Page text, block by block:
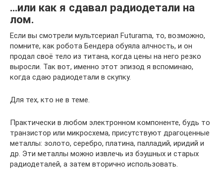
…или как я сдавал радиодетали на
лом.
Если вы смотрели мультсериал Futurama, то, возможно,
помните, как робота Бендера обуяла алчность, и он
продал своё тело из титана, когда цены на него резко
выросли. Так вот, именно этот эпизод я вспоминаю,
когда сдаю радиодетали в скупку.
Для тех, кто не в теме.
Практически в любом электронном компоненте, будь то
транзистор или микросхема, присутствуют драгоценные
металлы: золото, серебро, платина, палладий, иридий и
др. Эти металлы можно извлечь из бэушных и старых
радиодеталей, а затем вторично использовать.